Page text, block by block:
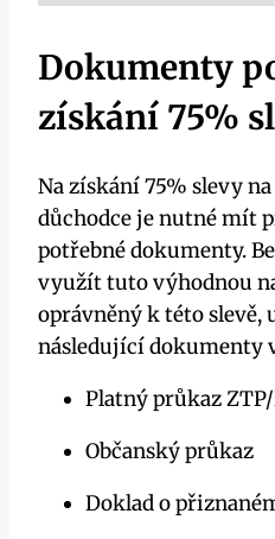
Dokumenty
získání 75%
Na získání 75% slevy
důchodce je nutné mít
potřebné dokumenty.
využít tuto výhodnou
oprávněný k této slevě,
následující dokumenty
Platný průkaz
Občanský průkaz
Doklad o